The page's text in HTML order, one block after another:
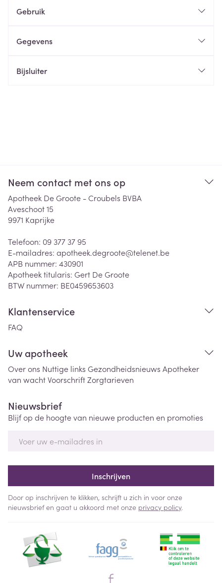
Gebruik
Gegevens
Bijsluiter
Neem contact met ons op
Apotheek De Groote - Croubels BVBA
Aveschoot 15
9971 Kaprijke
Telefoon: 09 377 37 95
E-mailadres: apotheek.degroote@telenet.be
APB nummer: 430901
Apotheek titularis: Gert De Groote
BTW nummer: BE0459653603
Klantenservice
FAQ
Uw apotheek
Over ons Nuttige links Gezondheidsnieuws Apotheker
van wachtVoorschriftZorgtarieven
Nieuwsbrief
Blijf op de hoogte van nieuwe producten en promoties
Inschrijven
Door op inschrijven te klikken, schrijft u zich in voor onze
nieuwsbrief en gaat u akkoord met onze privacy policy.